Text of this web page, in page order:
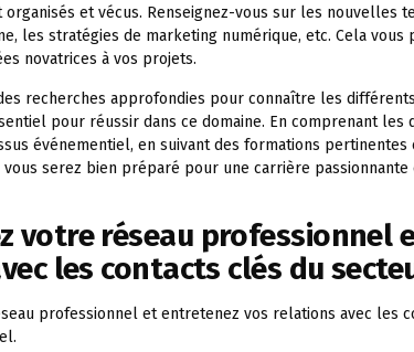
organisés et vécus. Renseignez-vous sur les nouvelles
les stratégies de marketing numérique, etc. Cela
novatrices à vos projets.
recherches approfondies pour connaître les
pour réussir dans ce domaine. En comprenant les
événementiel, en suivant des formations
serez bien préparé pour une carrière passionnante
votre réseau professionnel
les contacts clés du
professionnel et entretenez vos relations avec les